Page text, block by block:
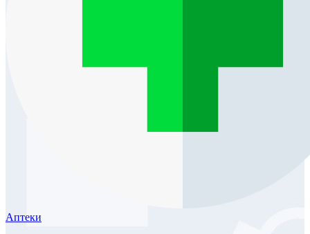
Аптеки